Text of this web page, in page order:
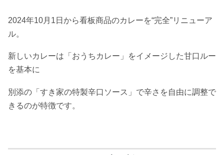
2024年10月1日から看板商品のカレーを“完全”リニューア
ル。
新しいカレーは「おうちカレー」をイメージした甘口ルー
を基本に
別添の「すき家の特製辛口ソース」で辛さを自由に調整で
きるのが特徴です。